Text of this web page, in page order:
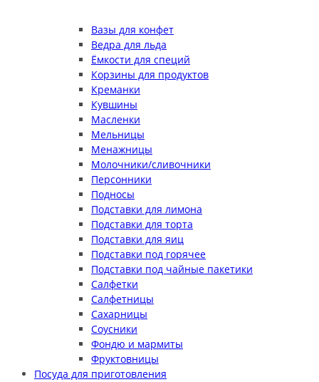
Вазы для конфет
Ведра для льда
Ёмкости для специй
Корзины для продуктов
Креманки
Кувшины
Масленки
Мельницы
Менажницы
Молочники/сливочники
Персонники
Подносы
Подставки для лимона
Подставки для торта
Подставки для яиц
Подставки под горячее
Подставки под чайные пакетики
Салфетки
Салфетницы
Сахарницы
Соусники
Фондю и мармиты
Фруктовницы
Посуда для приготовления